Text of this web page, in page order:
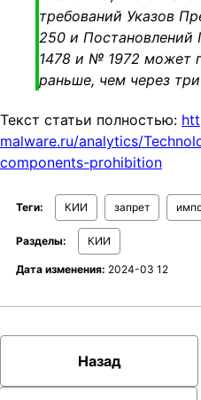
требований Указов
250 и
1478 и № 1972 может
раньше, чем через
Текст статьи полностью:
malware.ru/analytics/
components-prohibition
Теги: КИИ запрет
Разделы: КИИ
Дата изменения: 2024-03 12
Назад